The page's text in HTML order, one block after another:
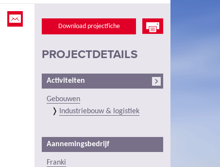
Download projectfiche
PROJECTDETAILS
Activiteiten
Gebouwen
Industriebouw & logistiek
Aannemingsbedrijf
Franki